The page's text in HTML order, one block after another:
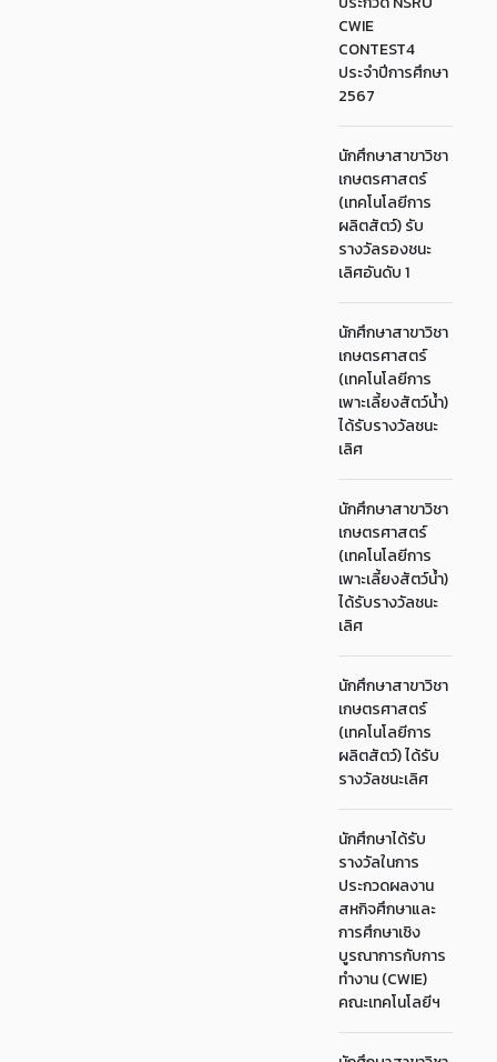
CWIE
CONTEST4
ประจำปีการศึกษา
2567
นักศึกษาสาขาวิชา
เกษตรศาสตร์
(เทคโนโลยีการ
ผลิตสัตว์) รับ
รางวัลรองชนะ
เลิศอันดับ 1
นักศึกษาสาขาวิชา
เกษตรศาสตร์
(เทคโนโลยีการ
เพาะเลี้ยงสัตว์น้ำ)
ได้รับรางวัลชนะ
เลิศ
นักศึกษาสาขาวิชา
เกษตรศาสตร์
(เทคโนโลยีการ
เพาะเลี้ยงสัตว์น้ำ)
ได้รับรางวัลชนะ
เลิศ
นักศึกษาสาขาวิชา
เกษตรศาสตร์
(เทคโนโลยีการ
ผลิตสัตว์) ได้รับ
รางวัลชนะเลิศ
นักศึกษาได้รับ
รางวัลในการ
ประกวดผลงาน
สหกิจศึกษาและ
การศึกษาเชิง
บูรณาการกับการ
ทำงาน (CWIE)
คณะเทคโนโลยีฯ